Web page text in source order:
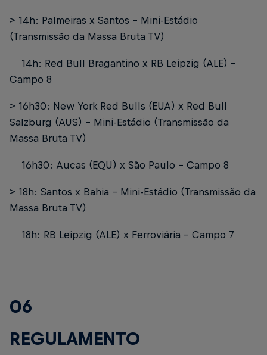
> 14h: Palmeiras x Santos - Mini-Estádio
(Transmissão da Massa Bruta TV)
14h: Red Bull Bragantino x RB Leipzig (ALE) -
Campo 8
> 16h30: New York Red Bulls (EUA) x Red Bull
Salzburg (AUS) - Mini-Estádio (Transmissão da
Massa Bruta TV)
16h30: Aucas (EQU) x São Paulo - Campo 8
> 18h: Santos x Bahia - Mini-Estádio (Transmissão da
Massa Bruta TV)
18h: RB Leipzig (ALE) x Ferroviária - Campo 7
06
REGULAMENTO